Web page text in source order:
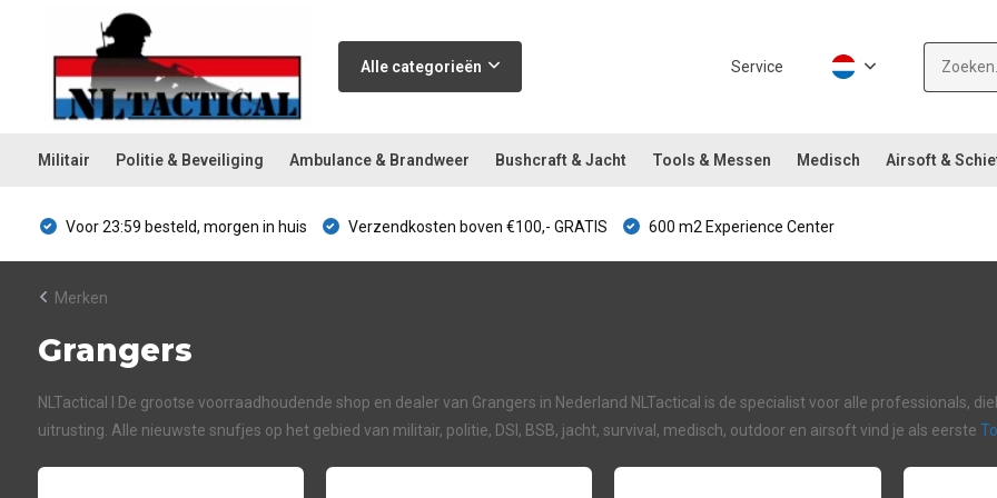
Alle categorieën Service
Militair Politie & Beveiliging Ambulance & Brandweer Bushcraft & Jacht Tools & Messen Medisch Airsoft &
Voor 23:59 besteld, morgen in huis Verzendkosten boven €100,- GRATIS 600 m2 Experience Center
Merken
Grangers
NLTactical I De grootse voorraadhoudende shop en dealer van Grangers in Nederland NLTactical is de specialist voor alle professionals,
uitrusting. Alle nieuwste snufjes op het gebied van militair, politie, DSI, BSB, jacht, survival, medisch, outdoor en airsoft vind je als eerste